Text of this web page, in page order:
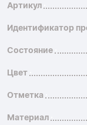
Артикул
Идентификатор
Состояние
Цвет
Отметка
Материал